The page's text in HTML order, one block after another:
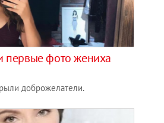
первые фото жениха
доброжелатели.